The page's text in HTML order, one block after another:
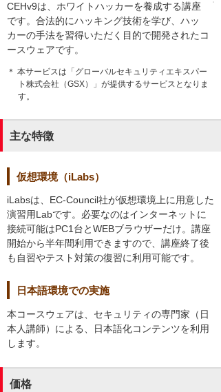
CEHv9は、ホワイトハッカーを養成する講座
です。合法的にハッキング技術を学び、ハッ
カーの手法を習得いただく目的で開発されたコ
ースウェアです。
＊ 本サービスは「グローバルセキュリティエキスパー
ト株式会社（GSX）」が提供するサービスとなりま
す。
主な特徴
仮想環境（iLabs）
iLabsは、EC-Council社が仮想環境上に用意した
演習用Labです。必要なのはインターネットに
接続可能はPC1台とWEBブラウザーだけ。講座
開始から半年間利用できますので、講座終了後
も自習やテスト対策の復習に利用可能です。
日本語環境での実施
本コースウェアは、セキュリティの専門家（日
本人講師）による、日本語化コンテンツを利用
します。
価格